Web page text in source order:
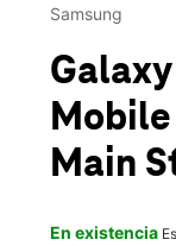
Mié.:10:00
136-16
Samsung
Galaxy
Mobile
Main
En existencia